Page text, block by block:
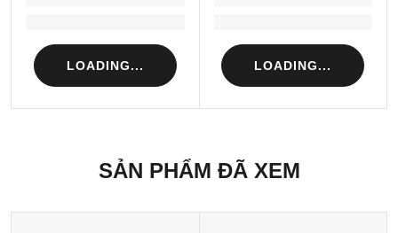
LOADING... LOADING...
SẢN PHẨM ĐÃ XEM